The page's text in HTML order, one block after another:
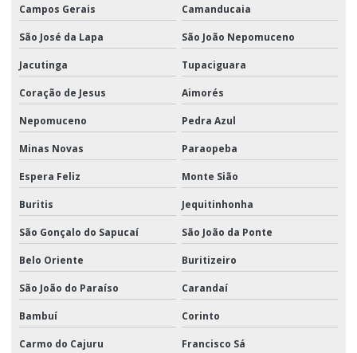
Campos Gerais Camanducaia
São José da Lapa São João Nepomuceno
Jacutinga Tupaciguara
Coração de Jesus Aimorés
Nepomuceno Pedra Azul
Minas Novas Paraopeba
Espera Feliz Monte Sião
Buritis Jequitinhonha
São Gonçalo do Sapucaí São João da Ponte
Belo Oriente Buritizeiro
São João do Paraíso Carandaí
Bambuí Corinto
Carmo do Cajuru Francisco Sá